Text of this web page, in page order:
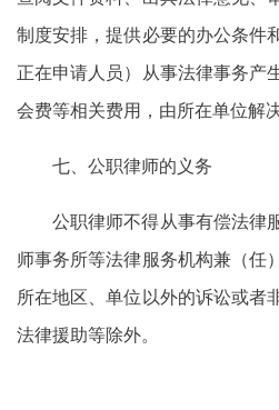
制度安排，提供必要的办公条件
正在申请人员）从事法律事务产
会费等相关费用，由所在单位解决
七、公职律师的义务
公职律师不得从事有偿法律
师事务所等法律服务机构兼（任
所在地区、单位以外的诉讼或者
法律援助等除外。